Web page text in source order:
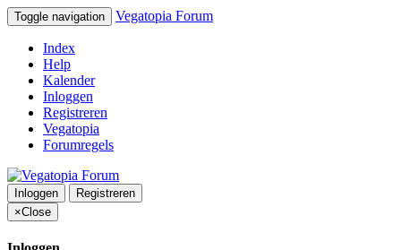
Toggle navigation Vegatopia Forum
Index
Help
Kalender
Inloggen
Registreren
Vegatopia
Forumregels
Inloggen
Registreren
×Close